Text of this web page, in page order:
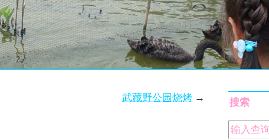
武藏野公园烧烤 → 搜索